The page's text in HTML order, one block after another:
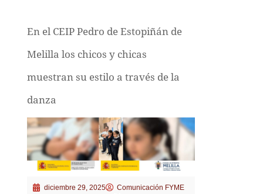
En el CEIP Pedro de Estopiñán de
Melilla los chicos y chicas
muestran su estilo a través de la
danza
diciembre 29, 2025
Comunicación FYME